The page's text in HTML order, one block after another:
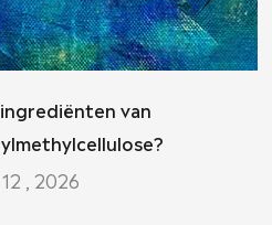
van
, 2026